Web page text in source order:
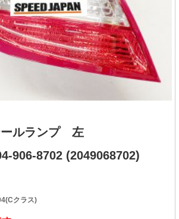
ールランプ 左
906-8702 (2049068702)
クラス)